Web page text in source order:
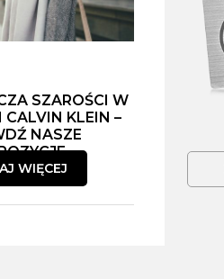
SZAROŚCI W
CALVIN KLEIN –
NASZE
WIĘCEJ